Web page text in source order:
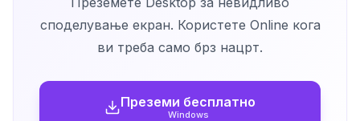
споделување екран. Користете Online кога
ви треба само брз нацрт.
Преземи бесплатно
Windows